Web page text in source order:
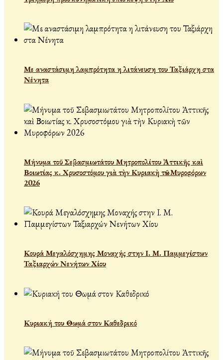
Με αναστάσιμη λαμπρότητα η λιτάνευση του Ταξιάρχη στα
Νένητα
Μήνυμα τοῦ Σεβασμιωτάτου Μητροπολίτου Ἀττικῆς καὶ
Βοιωτίας κ. Χρυσοστόμου γιὰ τὴν Κυριακὴ τῶν Μυροφόρων
2026
Κουρά Μεγαλόσχημης Μοναχής στην Ι. Μ. Παμμεγίστων
Ταξιαρχών Νενήτων Χίου
Κυριακή του Θωμά στον Καθεδρικό